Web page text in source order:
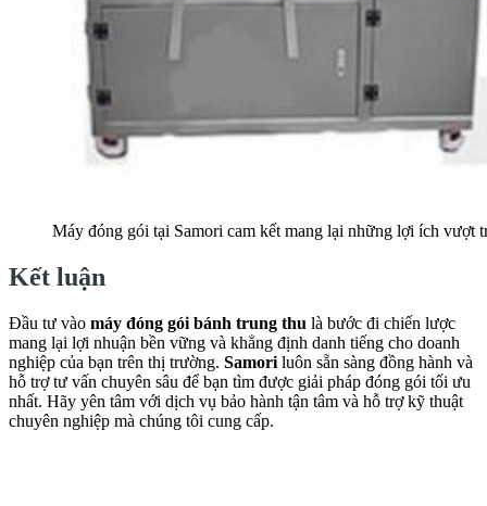
Máy đóng gói tại Samori cam kết mang lại những lợi ích vượt
Kết luận
Đầu tư vào máy đóng gói bánh trung thu là bước đi chiến lược
mang lại lợi nhuận bền vững và khẳng định danh tiếng cho doanh
nghiệp của bạn trên thị trường. Samori luôn sẵn sàng đồng hành và
hỗ trợ tư vấn chuyên sâu để bạn tìm được giải pháp đóng gói tối ưu
nhất. Hãy yên tâm với dịch vụ bảo hành tận tâm và hỗ trợ kỹ thuật
chuyên nghiệp mà chúng tôi cung cấp.